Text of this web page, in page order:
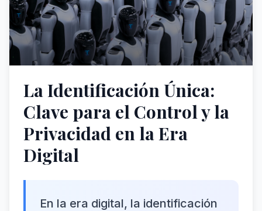
La Identificación Única:
Clave para el Control y la
Privacidad en la Era
Digital
En la era digital, la identificación